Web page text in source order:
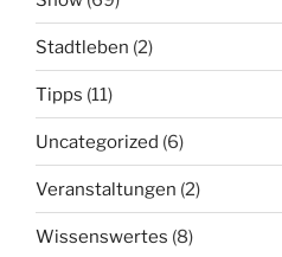
Stadtleben (2)
Tipps (11)
Uncategorized (6)
Veranstaltungen (2)
Wissenswertes (8)